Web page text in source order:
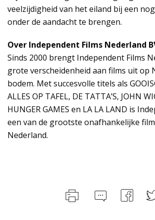
veelzijdigheid van het eiland bij een
onder de aandacht te brengen.
Over Independent Films Nederland
Sinds 2000 brengt Independent Films
grote verscheidenheid aan films uit op
bodem. Met succesvolle titels als
ALLES OP TAFEL, DE TATTA’S, JOHN
HUNGER GAMES en LA LA LAND is
een van de grootste onafhankelijke
Nederland.